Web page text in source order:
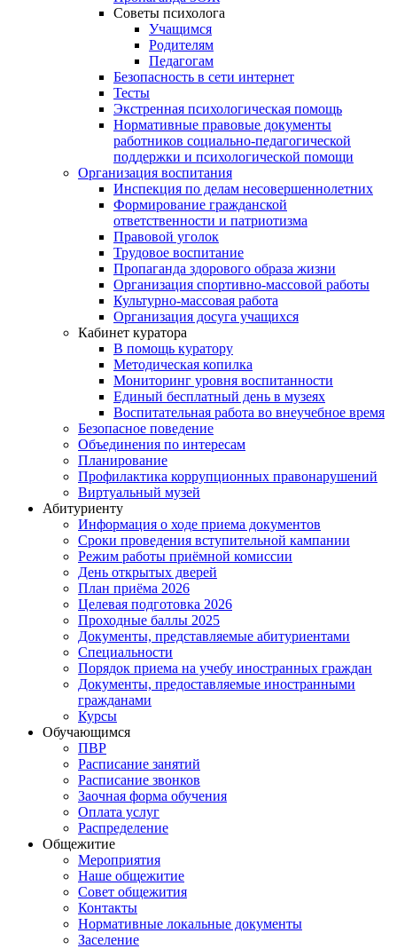
Советы психолога
Учащимся
Родителям
Педагогам
Безопасность в сети интернет
Тесты
Экстренная психологическая помощь
Нормативные правовые документы
работников социально-педагогической
поддержки и психологической помощи
Организация воспитания
Инспекция по делам несовершеннолетних
Формирование гражданской
ответственности и патриотизма
Правовой уголок
Трудовое воспитание
Пропаганда здорового образа жизни
Организация спортивно-массовой работы
Культурно-массовая работа
Организация досуга учащихся
Кабинет куратора
В помощь куратору
Методическая копилка
Мониторинг уровня воспитанности
Единый бесплатный день в музеях
Воспитательная работа во внеучебное время
Безопасное поведение
Объединения по интересам
Планирование
Профилактика коррупционных правонарушений
Виртуальный музей
Абитуриенту
Информация о ходе приема документов
Сроки проведения вступительной кампании
Режим работы приёмной комиссии
День открытых дверей
План приёма 2026
Целевая подготовка 2026
Проходные баллы 2025
Документы, представляемые абитуриентами
Специальности
Порядок приема на учебу иностранных граждан
Документы, предоставляемые иностранными
гражданами
Курсы
Обучающимся
ПВР
Расписание занятий
Расписание звонков
Заочная форма обучения
Оплата услуг
Распределение
Общежитие
Мероприятия
Наше общежитие
Совет общежития
Контакты
Нормативные локальные документы
Заселение